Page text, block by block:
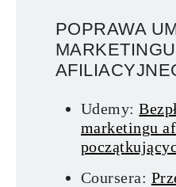
POPRAWA
MARKETINGU
Udemy:
marketingu
Coursera: